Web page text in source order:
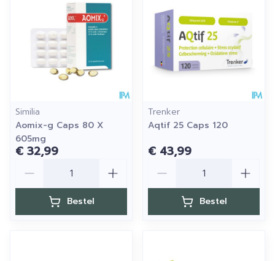
Similia
Aomix-g Caps 80 X
605mg
€ 32,99
Bestel
Trenker
Aqtif 25 Caps 120
€ 43,99
Bestel